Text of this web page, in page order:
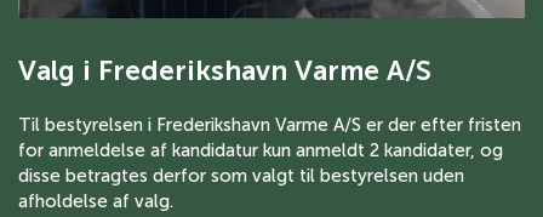
Valg i Frederikshavn Varme A/S
Til bestyrelsen i Frederikshavn Varme A/S er der efter fristen
for anmeldelse af kandidatur kun anmeldt 2 kandidater, og
disse betragtes derfor som valgt til bestyrelsen uden
afholdelse af valg.